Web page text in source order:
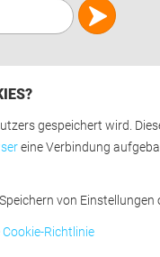
gespeichert wird.
eine Verbindung
von Einstellungen
Cookie-Richtlinie